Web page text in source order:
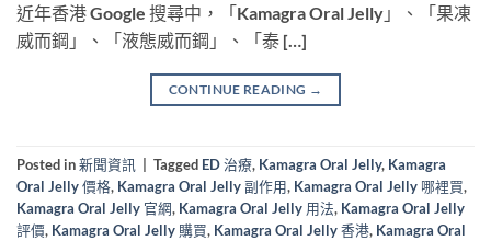
近年香港 Google 搜尋中，「Kamagra Oral Jelly」、「果凍
威而鋼」、「液態威而鋼」、「泰 […]
CONTINUE READING →
Posted in新聞資訊 Tagged ED 治療, Kamagra Oral Jelly, Kamagra
Oral Jelly 價格, Kamagra Oral Jelly 副作用, Kamagra Oral Jelly 哪裡買,
Kamagra Oral Jelly 官網, Kamagra Oral Jelly 用法, Kamagra Oral Jelly
評價, Kamagra Oral Jelly 購買, Kamagra Oral Jelly 香港, Kamagra Oral